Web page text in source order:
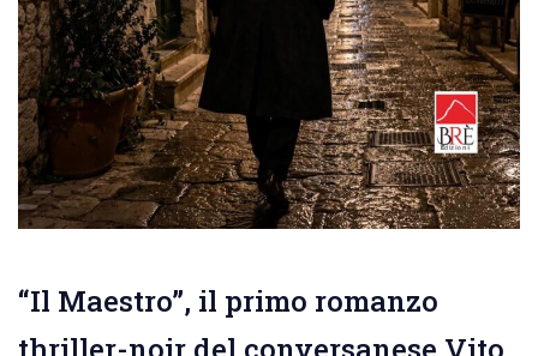
“Il Maestro”, il primo romanzo